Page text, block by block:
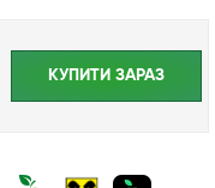
КУПИТИ ЗАРАЗ